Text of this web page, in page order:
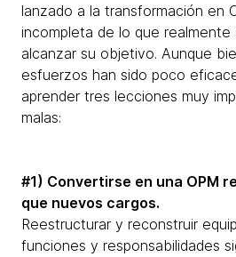
lanzado a la transformación en
incompleta de lo que realmente
alcanzar su objetivo. Aunque
esfuerzos han sido poco
aprender tres lecciones muy
malas:
#1) Convertirse en una OPM
que nuevos cargos.
Reestructurar y reconstruir
funciones y responsabilidades